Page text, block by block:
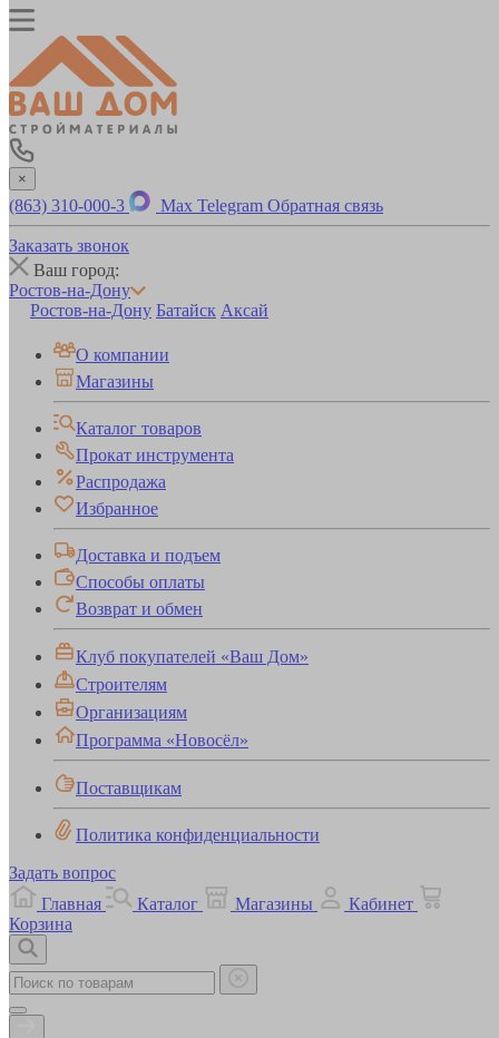
×
(863) 310-000-3 Max Telegram Обратная связь
Заказать звонок
Ваш город:
Ростов-на-Дону
Ростов-на-Дону Батайск Аксай
О компании
Магазины
Каталог товаров
Прокат инструмента
Распродажа
Избранное
Доставка и подъем
Способы оплаты
Возврат и обмен
Клуб покупателей «Ваш Дом»
Строителям
Организациям
Программа «Новосёл»
Поставщикам
Политика конфиденциальности
Задать вопрос
Главная
Каталог Магазины
Кабинет
Корзина